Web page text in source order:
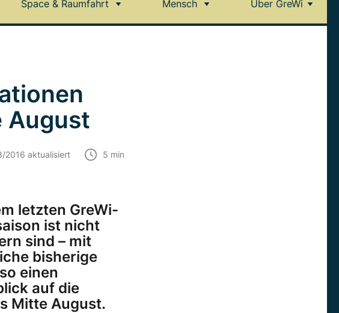
Space & Raumfahrt Mensch Über GreWi
August
2016 aktualisiert 5 min
letzten GreWi-
ist nicht
sind – mit
bisherige
einen
auf die
Mitte August.